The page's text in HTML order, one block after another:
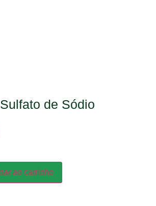
de Sódio
ao carrinho